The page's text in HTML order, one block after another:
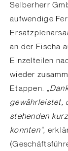
Selberherr
aufwendige
an der Fischa
Einzelteilen
wieder
Etappen.
gewährleistet,
stehenden
konnten“,